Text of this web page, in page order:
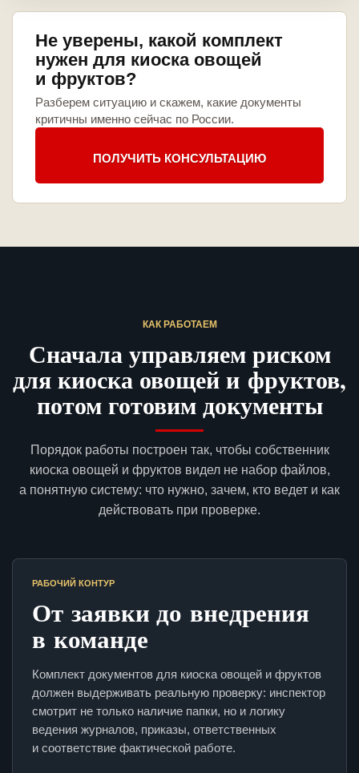
Не уверены, какой комплект
нужен для киоска овощей
и фруктов?
Разберем ситуацию и скажем, какие документы
критичны именно сейчас по России.
ПОЛУЧИТЬ КОНСУЛЬТАЦИЮ
КАК РАБОТАЕМ
Сначала управляем риском
для киоска овощей и фруктов,
потом готовим документы
Порядок работы построен так, чтобы собственник
киоска овощей и фруктов видел не набор файлов,
а понятную систему: что нужно, зачем, кто ведет и как
действовать при проверке.
РАБОЧИЙ КОНТУР
От заявки до внедрения
в команде
Комплект документов для киоска овощей и фруктов
должен выдерживать реальную проверку: инспектор
смотрит не только наличие папки, но и логику
ведения журналов, приказы, ответственных
и соответствие фактической работе.